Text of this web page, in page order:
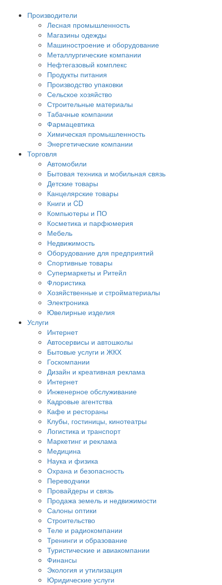
Производители
Лесная промышленность
Магазины одежды
Машиностроение и оборудование
Металлургические компании
Нефтегазовый комплекс
Продукты питания
Производство упаковки
Сельское хозяйство
Строительные материалы
Табачные компании
Фармацевтика
Химическая промышленность
Энергетические компании
Торговля
Автомобили
Бытовая техника и мобильная связь
Детские товары
Канцелярские товары
Книги и CD
Компьютеры и ПО
Косметика и парфюмерия
Мебель
Недвижимость
Оборудование для предприятий
Спортивные товары
Супермаркеты и Ритейл
Флористика
Хозяйственные и стройматериалы
Электроника
Ювелирные изделия
Услуги
Интернет
Автосервисы и автошколы
Бытовые услуги и ЖКХ
Госкомпании
Дизайн и креативная реклама
Интернет
Инженерное обслуживание
Кадровые агентства
Кафе и рестораны
Клубы, гостиницы, кинотеатры
Логистика и транспорт
Маркетинг и реклама
Медицина
Наука и физика
Охрана и безопасность
Переводчики
Провайдеры и связь
Продажа земель и недвижимости
Салоны оптики
Строительство
Теле и радиокомпании
Тренинги и образование
Туристические и авиакомпании
Финансы
Экология и утилизация
Юридические услуги